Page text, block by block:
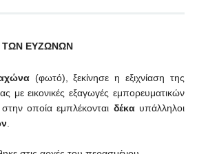
ΤΩΝ ΕΥΖΩΝΩΝ
(φωτό), ξεκίνησε η εξιχνίαση της
με εικονικές εξαγωγές εμπορευματικών
οποία εμπλέκονται δέκαυπάλληλοι
.